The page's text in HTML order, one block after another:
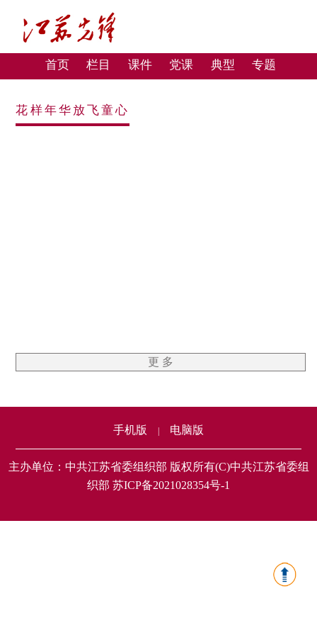
首页 栏目 课件 党课 典型 专题
花样年华放飞童心
更 多
手机版 电脑版
主办单位：中共江苏省委组织部 版权所有(C)中共江苏省委组
织部 苏ICP备2021028354号-1